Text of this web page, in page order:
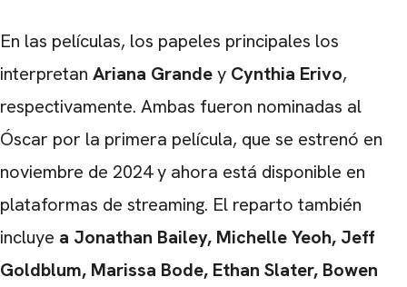
En las películas, los papeles principales los
interpretan Ariana Grandey Cynthia Erivo,
respectivamente. Ambas fueron nominadas al
Óscar por la primera película, que se estrenó en
noviembre de 2024 y ahora está disponible en
plataformas de streaming. El reparto también
incluye a Jonathan Bailey, Michelle Yeoh, Jeff
Goldblum, Marissa Bode, Ethan Slater, Bowen